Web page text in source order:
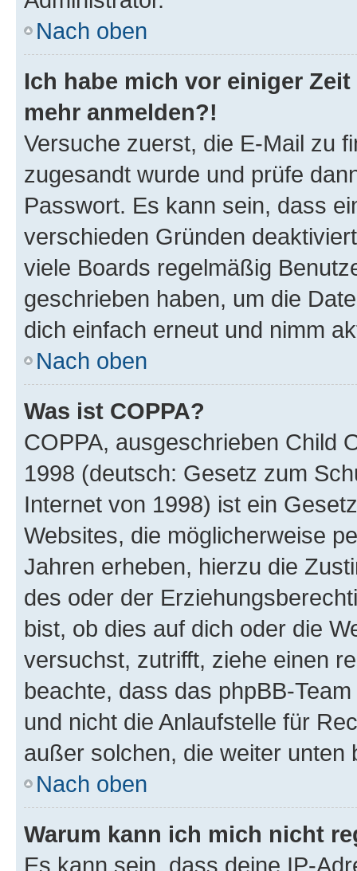
Nach oben
Ich habe mich vor einiger
mehr anmelden?!
Versuche zuerst, die E-Mail zu
zugesandt wurde und prüfe
Passwort. Es kann sein, dass
verschieden Gründen
viele Boards regelmäßig
geschrieben haben, um die
dich einfach erneut und nimm
Nach oben
Was ist COPPA?
COPPA, ausgeschrieben Child
1998 (deutsch: Gesetz zum
Internet von 1998) ist ein
Websites, die möglicherweise
Jahren erheben, hierzu die
des oder der
bist, ob dies auf dich oder die
versuchst, zutrifft, ziehe einen
beachte, dass das phpBB-
und nicht die Anlaufstelle für
außer solchen, die weiter unten
Nach oben
Warum kann ich mich nicht
Es kann sein, dass deine IP-